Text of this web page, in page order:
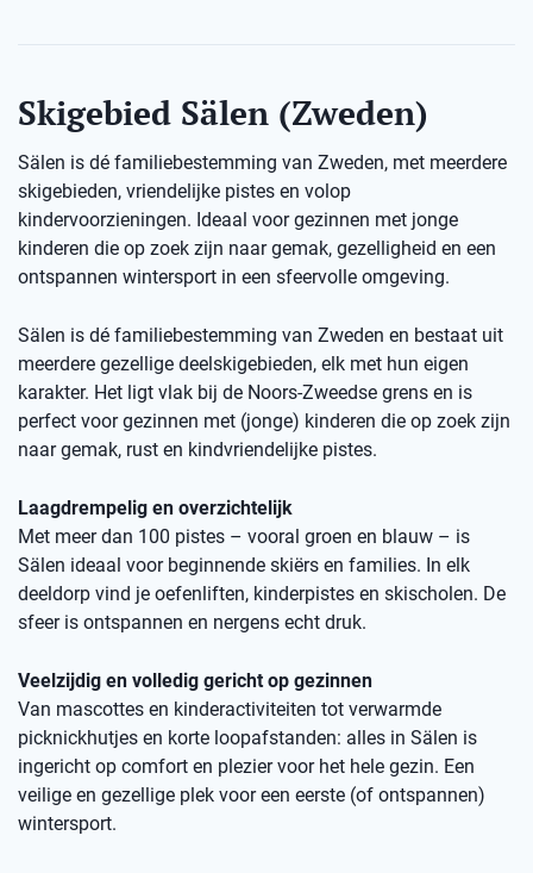
Skigebied Sälen (Zweden)
Sälen is dé familiebestemming van Zweden, met meerdere
skigebieden, vriendelijke pistes en volop
kindervoorzieningen. Ideaal voor gezinnen met jonge
kinderen die op zoek zijn naar gemak, gezelligheid en een
ontspannen wintersport in een sfeervolle omgeving.
Sälen is dé familiebestemming van Zweden en bestaat uit
meerdere gezellige deelskigebieden, elk met hun eigen
karakter. Het ligt vlak bij de Noors-Zweedse grens en is
perfect voor gezinnen met (jonge) kinderen die op zoek zijn
naar gemak, rust en kindvriendelijke pistes.
Laagdrempelig en overzichtelijk
Met meer dan 100 pistes – vooral groen en blauw – is
Sälen ideaal voor beginnende skiërs en families. In elk
deeldorp vind je oefenliften, kinderpistes en skischolen. De
sfeer is ontspannen en nergens echt druk.
Veelzijdig en volledig gericht op gezinnen
Van mascottes en kinderactiviteiten tot verwarmde
picknickhutjes en korte loopafstanden: alles in Sälen is
ingericht op comfort en plezier voor het hele gezin. Een
veilige en gezellige plek voor een eerste (of ontspannen)
wintersport.